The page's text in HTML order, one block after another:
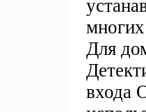
Для
входа